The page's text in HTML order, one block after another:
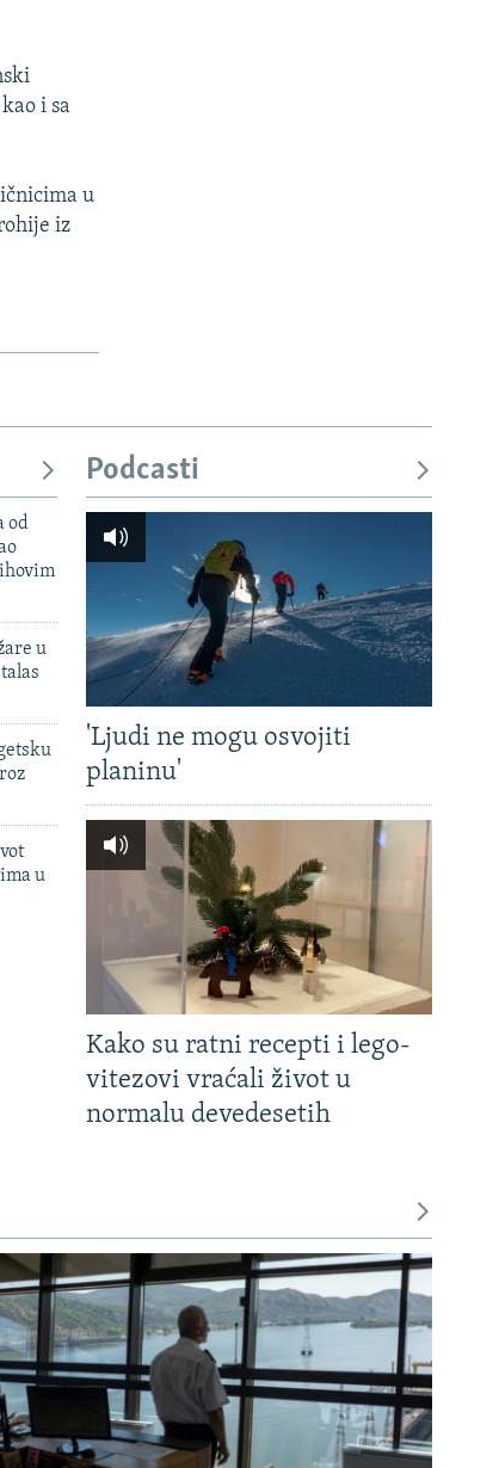
i sa
u
iz
od
u
u
Podcasti
'Ljudi ne mogu osvojiti
planinu'
Kako su ratni recepti i lego-
vitezovi vraćali život u
normalu devedesetih